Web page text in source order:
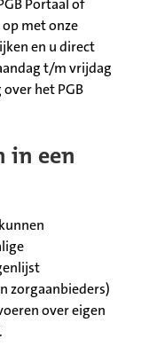
Portaal of
met onze
en u direct
t/m vrijdag
het PGB
in een
in nieuw tabblad)
kunnen
zorgaanbieders)
over eigen